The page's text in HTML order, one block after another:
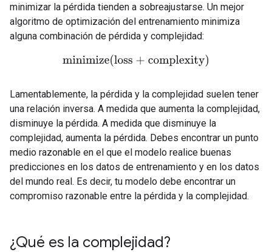
minimizar la pérdida tienden a sobreajustarse. Un mejor
algoritmo de optimización del entrenamiento minimiza
alguna combinación de pérdida y complejidad:
minimize(loss + complexity)
Lamentablemente, la pérdida y la complejidad suelen tener
una relación inversa. A medida que aumenta la complejidad,
disminuye la pérdida. A medida que disminuye la
complejidad, aumenta la pérdida. Debes encontrar un punto
medio razonable en el que el modelo realice buenas
predicciones en los datos de entrenamiento y en los datos
del mundo real. Es decir, tu modelo debe encontrar un
compromiso razonable entre la pérdida y la complejidad.
¿Qué es la complejidad?